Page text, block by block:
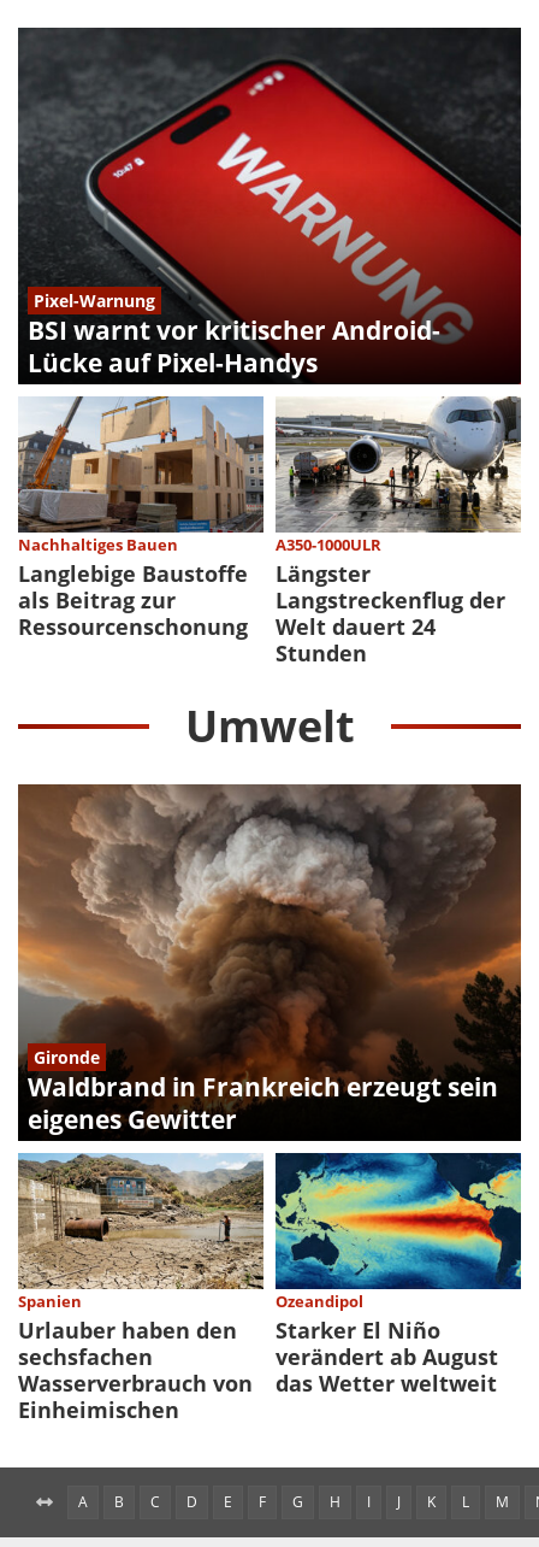
Pixel-Warnung
BSI warnt vor kritischer Android-
Lücke auf Pixel-Handys
Nachhaltiges Bauen
Langlebige Baustoffe
als Beitrag zur
Ressourcenschonung
A350-1000ULR
Längster
Langstreckenflug der
Welt dauert 24
Stunden
Umwelt
Gironde
Waldbrand in Frankreich erzeugt sein
eigenes Gewitter
Spanien
Urlauber haben den
sechsfachen
Wasserverbrauch von
Einheimischen
Ozeandipol
Starker El Niño
verändert ab August
das Wetter weltweit
A B C D E F G H I J K L M